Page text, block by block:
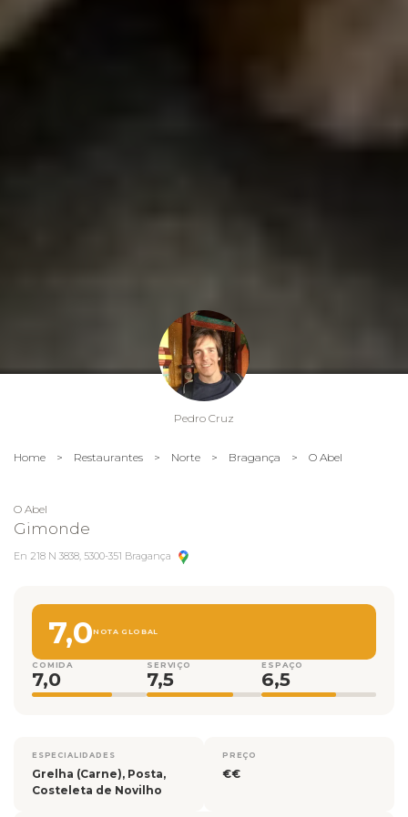
Pedro Cruz
Home > Restaurantes > Norte > Bragança > O Abel
O Abel
Gimonde
En 218 N 3838, 5300-351 Bragança
7,0NOTA GLOBAL
COMIDA
7,0
SERVIÇO
7,5
ESPAÇO
6,5
ESPECIALIDADES
Grelha (Carne), Posta,
Costeleta de Novilho
PREÇO
€€